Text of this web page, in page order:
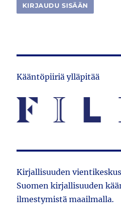
Kääntöpiiriä ylläpitää
Kirjallisuuden
Suomen kirjallisuuden
ilmestymistä maailmalla.